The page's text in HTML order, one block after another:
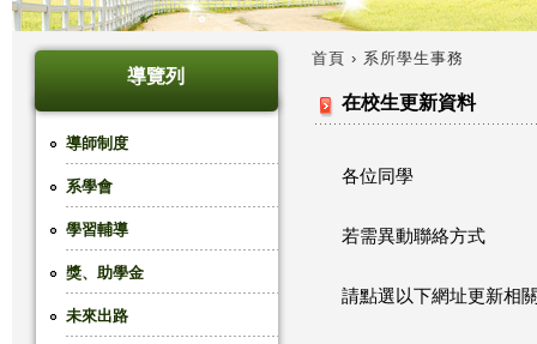
導覽列
導師制度
系學會
學習輔導
獎、助學金
未來出路
您
首頁 › 系所學生事務
在校生更新資料
各位同學
若需異動聯絡方式
請點選以下網址更新相